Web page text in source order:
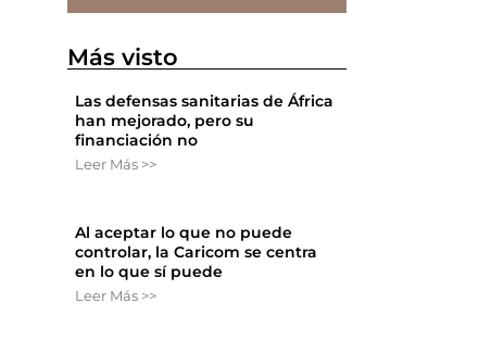
Más visto
Las defensas sanitarias de África
han mejorado, pero su
financiación no
Leer Más >>
Al aceptar lo que no puede
controlar, la Caricom se centra
en lo que sí puede
Leer Más >>